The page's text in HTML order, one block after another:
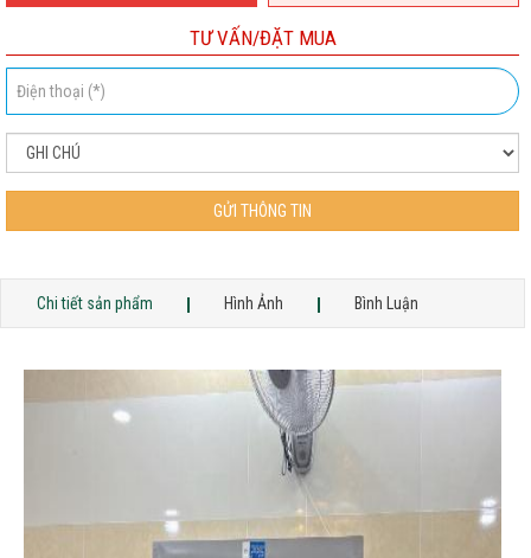
TƯ VẤN/ĐẶT MUA
GỬI THÔNG TIN
Chi tiết sản phẩm Hình Ảnh Bình Luận